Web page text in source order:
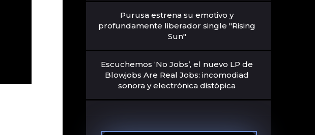
Purusa estrena su emotivo y
profundamente liberador single "Rising
Sun"
Escuchemos ‘No Jobs’, el nuevo LP de
Blowjobs Are Real Jobs: incomodiad
sonora y electrónica distópica